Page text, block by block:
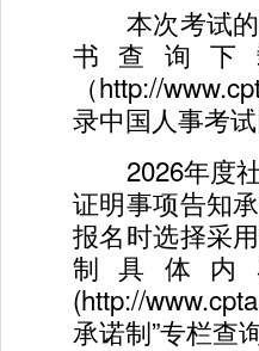
本次考试的
书查询
（http://
录中国人事考
2026年度社
证明事项告知
报名时选择采
制具体
(http://
承诺制”专栏查询